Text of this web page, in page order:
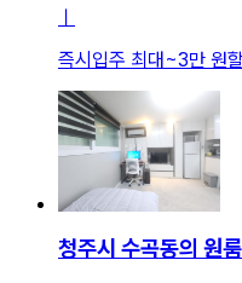
ㅣ
즉시입주 최대~3만 원
청주시 수곡동의 원